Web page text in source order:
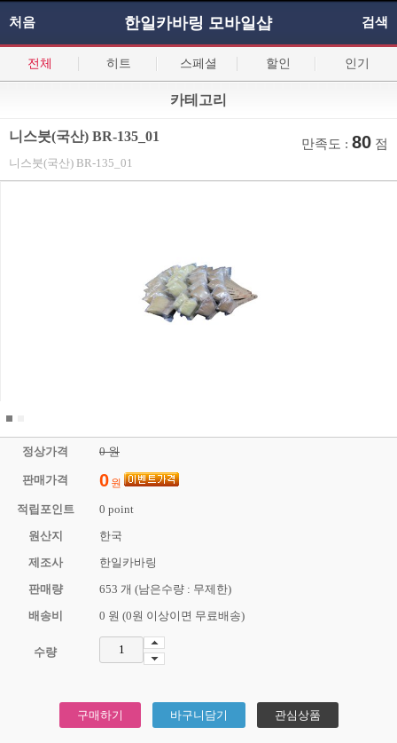
처음 한일카바링 모바일샵 검색
전체 히트 스페셜 할인 인기
카테고리
니스붓(국산) BR-135_01
니스붓(국산) BR-135_01
만족도 : 80 점
정상가격
0 원
판매가격 0원
적립포인트
0 point
원산지
한국
제조사
한일카바링
판매량
653 개 (남은수량 : 무제한)
배송비
0 원 (0원 이상이면 무료배송)
수량
구매하기 바구니담기 관심상품